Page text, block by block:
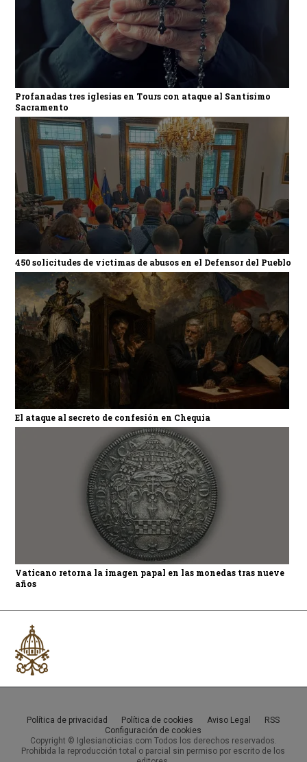
Profanadas tres iglesias en Tours con ataque al Santísimo
Sacramento
450 solicitudes de víctimas de abusos en el Defensor del Pueblo
El ataque al secreto de confesión en Chequia
Vaticano retorna la imagen papal en las monedas tras nueve
años
Política de privacidad Política de cookies Aviso Legal
RSS
Configuración de cookies
Copyright © Iglesianoticias.com Todos los derechos reservados.
Prohibida la reproducción total o parcial sin permiso por escrito de los